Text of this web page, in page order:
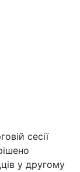
сесії
у другому